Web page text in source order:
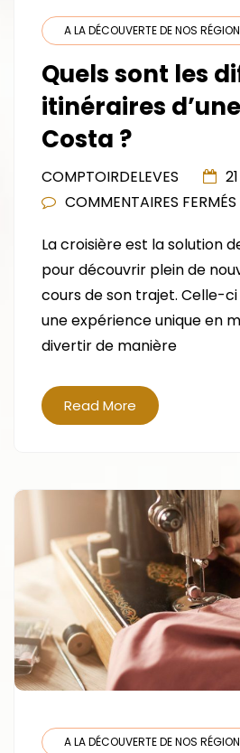
A LA DÉCOUVERTE DE NOS
Quels sont les
itinéraires
Costa ?
COMPTOIRDELEVES
COMMENTAIRES FERMÉS
La croisière est la solution
pour découvrir plein de
cours de son trajet. Celle-
une expérience unique en
divertir de manière
Read More
A LA DÉCOUVERTE DE NOS